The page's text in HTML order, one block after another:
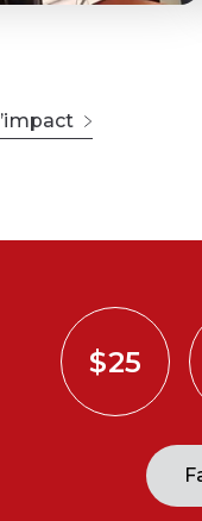
$25